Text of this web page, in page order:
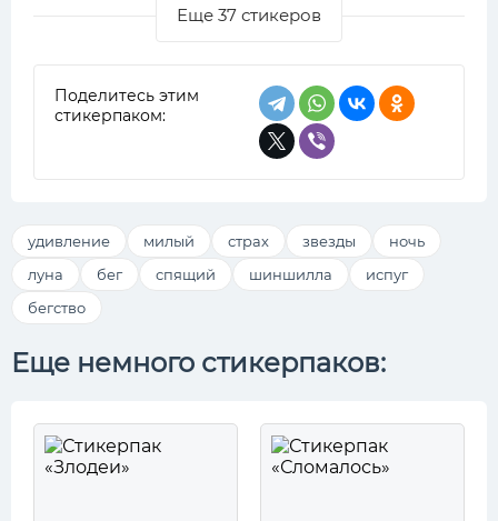
Еще 37 стикеров
Поделитесь этим
стикерпаком:
удивление милый страх звезды
ночь
луна
бег спящий шиншилла
испуг
бегство
Еще немного стикерпаков: